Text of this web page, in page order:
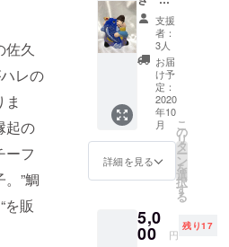
佐久
レの
起の
ーフ
”鯛
を販
り下さ
い。お
しるこ
は、氷
を入れ
て冷た
くし
て、冷
やしし
るこも
オスス
段が上
がって
おりま
す。す
みませ
んm(_
_)m
ペーパ
ウエイ
ト、花
生けに
す！
作 錫
えびす
（ミ
ニ）追
加 致
しまし
た！
支援
者：
3人
お届
け予
定：
2020
年10
月
詳細を見る
こ
の
リ
タ
ー
ン
を
選
択
す
る
5,0
00 円
残り17